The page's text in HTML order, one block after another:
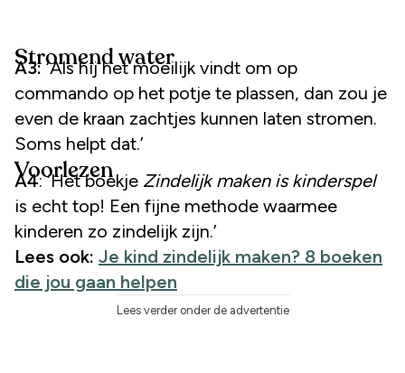
Stromend water
A3: ‘Als hij het moeilijk vindt om op
commando op het potje te plassen, dan zou je
even de kraan zachtjes kunnen laten stromen.
Soms helpt dat.’
Voorlezen
A4: ‘Het boekje Zindelijk maken is kinderspel
is echt top! Een fijne methode waarmee
kinderen zo zindelijk zijn.’
Lees ook: Je kind zindelijk maken? 8 boeken
die jou gaan helpen
Lees verder onder de advertentie